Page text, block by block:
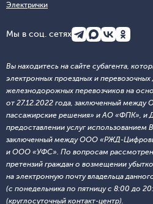
Электрички
Мы в соц. сетях
Вы находитесь на сайте субагента,
электронных проездных и
железнодорожных перевозчиков на
от 27.12.2022 года, заключенный
пассажирские решения» и АО «ФПК», и
предоставлении услуг использованием
заключенный между ООО «РЖД-
и ООО «УФС». По вопросам
претензий граждан о возмещении
на электронную почту владельца
(с понедельника по пятницу с 8:00 до
(круглосуточный контакт-центр).